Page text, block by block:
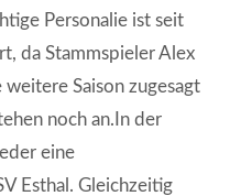
Personalie ist seit
da Stammspieler Alex
Saison zugesagt
noch an.In der
eine
Esthal. Gleichzeitig